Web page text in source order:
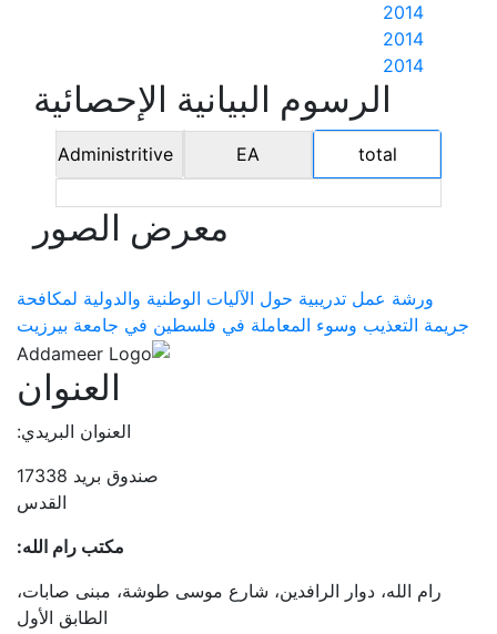
2014
2014
2014
الرسوم البيانية الإحصائية
total
EA
Administritive
معرض الصور
ورشة عمل تدريبية حول الآليات الوطنية والدولية لمكافحة
جريمة التعذيب وسوء المعاملة في فلسطين في جامعة بيرزيت
العنوان
العنوان البريدي:
صندوق بريد 17338
القدس
مكتب رام الله:
رام الله، دوار الرافدين، شارع موسى طوشة، مبنى صابات،
الطابق الأول